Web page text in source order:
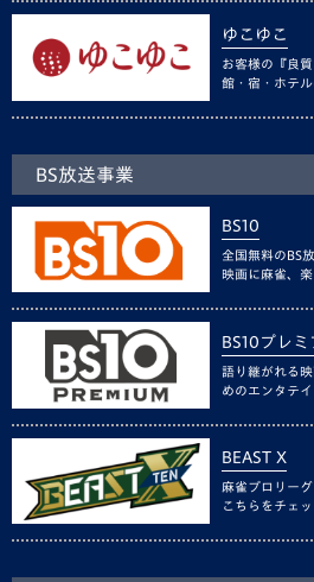
ゆこゆこ
お客様の『良
館・宿・ホテ
BS放送事業
BS10
全国無料のBS
映画に麻雀、
BS10プレミ
語り継がれる
めのエンタテ
BEAST X
麻雀プロリー
こちらをチェッ